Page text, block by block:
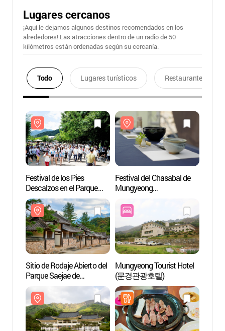
Lugares cercanos
¡Aquí le dejamos algunos destinos recomendados en los
alrededores! Las atracciones dentro de un radio de 50
kilómetros están ordenadas según su cercanía.
Todo Lugares turísticos Restaurantes
Festival de los Pies
Descalzos en el Parque
Saejae de Mungyeong
(오감만족
문경새재맨발페스티벌)
Festival del Chasabal de
Mungyeong
Sitio de Rodaje Abierto del
Parque Saejae de
Mungyeong (문경새재
오픈세트장)
Mungyeong Tourist Hotel
(문경관광호텔)